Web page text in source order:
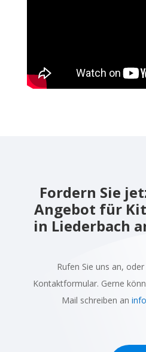
Fordern Sie
Angebot für
in Liederbach
Rufen Sie uns an,
Kontaktformular. Gerne
Mail schreiben an